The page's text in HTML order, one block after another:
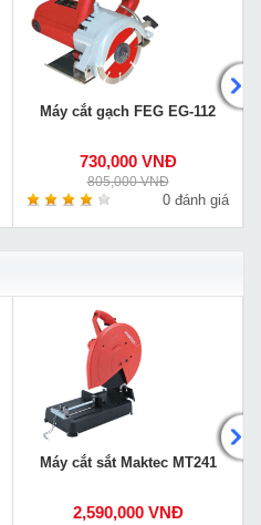
Máy cắt gạch FEG EG-112
730,000 VNĐ
805,000 VNĐ
0 đánh giá
Máy cắt sắt Maktec MT241
2,590,000 VNĐ